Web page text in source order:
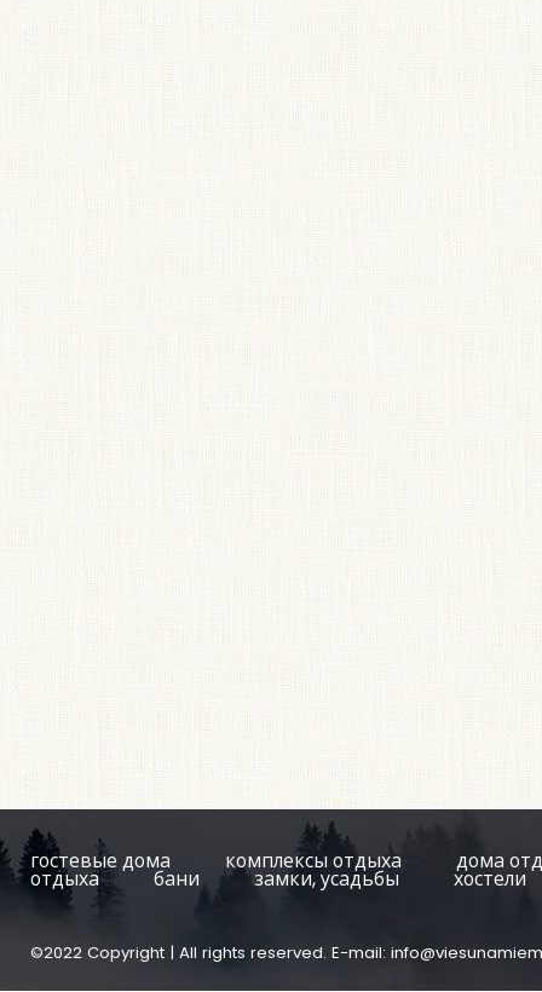
гостевые дома комплексы отдыха дома
отдыха бани замки, усадьбы хостели
©2022 Copyright | All rights reserved. E-mail: